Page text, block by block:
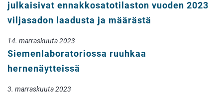
julkaisivat ennakkosatotilaston vuoden 2023
viljasadon laadusta ja määrästä
14. marraskuuta 2023
Siemenlaboratoriossa ruuhkaa
hernenäytteissä
3. marraskuuta 2023